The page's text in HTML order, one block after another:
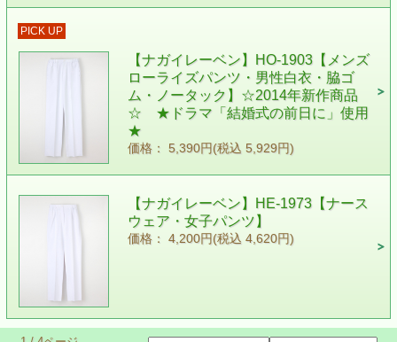
PICK UP
【ナガイレーベン】HO-1903【メンズ
ローライズパンツ・男性白衣・脇ゴ
ム・ノータック】☆2014年新作商品
☆ ★ドラマ「結婚式の前日に」使用
★
価格： 5,390円(税込 5,929円)
【ナガイレーベン】HE-1973【ナース
ウェア・女子パンツ】
価格： 4,200円(税込 4,620円)